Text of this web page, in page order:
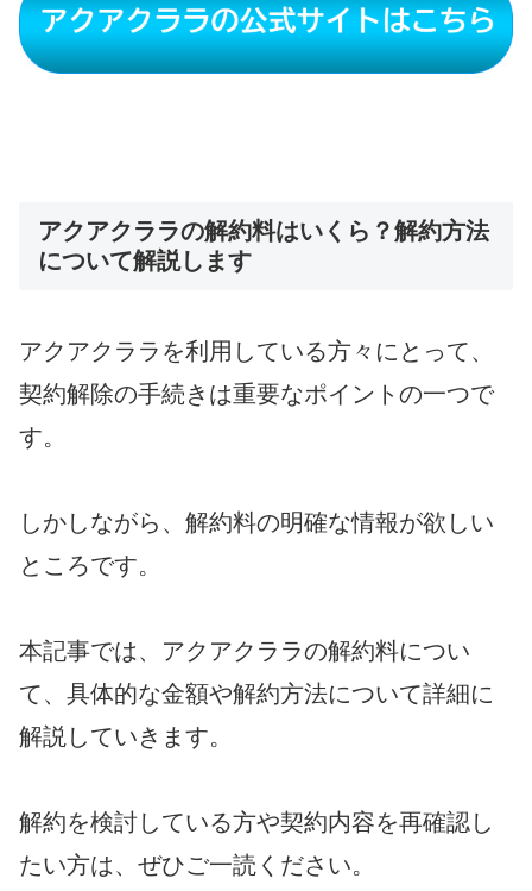
アクアクララの解約料はいくら？解約方法
について解説します
アクアクララを利用している方々にとって、
契約解除の手続きは重要なポイントの一つで
す。
しかしながら、解約料の明確な情報が欲しい
ところです。
本記事では、アクアクララの解約料につい
て、具体的な金額や解約方法について詳細に
解説していきます。
解約を検討している方や契約内容を再確認し
たい方は、ぜひご一読ください。